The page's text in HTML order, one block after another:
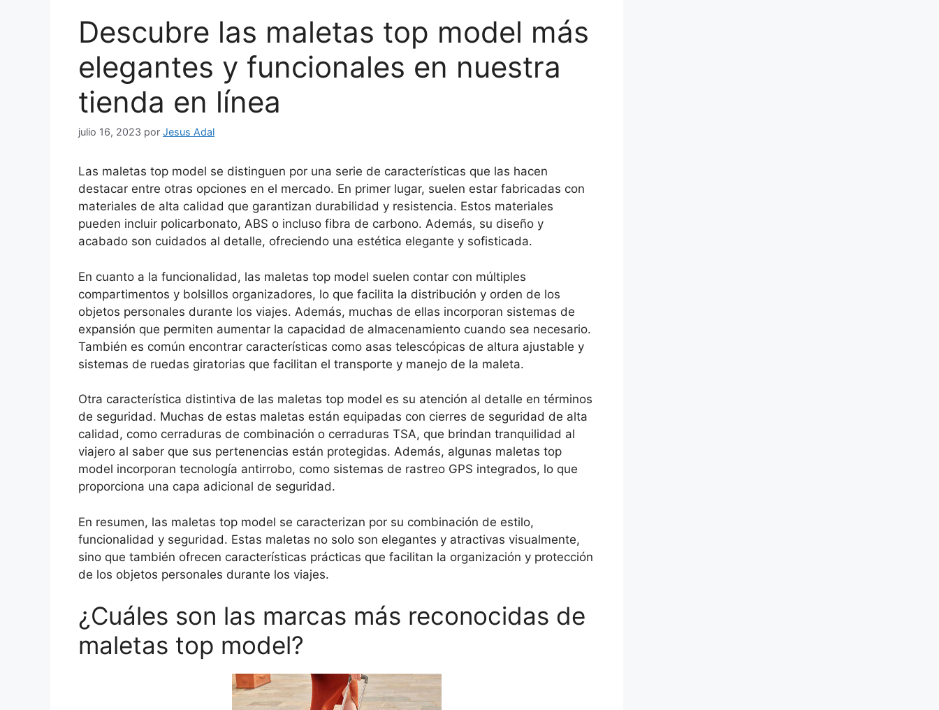
Descubre las maletas top model más
elegantes y funcionales en nuestra
tienda en línea
julio 16, 2023 por Jesus Adal
Las maletas top model se distinguen por una serie de características que las hacen
destacar entre otras opciones en el mercado. En primer lugar, suelen estar fabricadas con
materiales de alta calidad que garantizan durabilidad y resistencia. Estos materiales
pueden incluir policarbonato, ABS o incluso fibra de carbono. Además, su diseño y
acabado son cuidados al detalle, ofreciendo una estética elegante y sofisticada.
En cuanto a la funcionalidad, las maletas top model suelen contar con múltiples
compartimentos y bolsillos organizadores, lo que facilita la distribución y orden de los
objetos personales durante los viajes. Además, muchas de ellas incorporan sistemas de
expansión que permiten aumentar la capacidad de almacenamiento cuando sea necesario.
También es común encontrar características como asas telescópicas de altura ajustable y
sistemas de ruedas giratorias que facilitan el transporte y manejo de la maleta.
Otra característica distintiva de las maletas top model es su atención al detalle en términos
de seguridad. Muchas de estas maletas están equipadas con cierres de seguridad de alta
calidad, como cerraduras de combinación o cerraduras TSA, que brindan tranquilidad al
viajero al saber que sus pertenencias están protegidas. Además, algunas maletas top
model incorporan tecnología antirrobo, como sistemas de rastreo GPS integrados, lo que
proporciona una capa adicional de seguridad.
En resumen, las maletas top model se caracterizan por su combinación de estilo,
funcionalidad y seguridad. Estas maletas no solo son elegantes y atractivas visualmente,
sino que también ofrecen características prácticas que facilitan la organización y protección
de los objetos personales durante los viajes.
¿Cuáles son las marcas más reconocidas de
maletas top model?